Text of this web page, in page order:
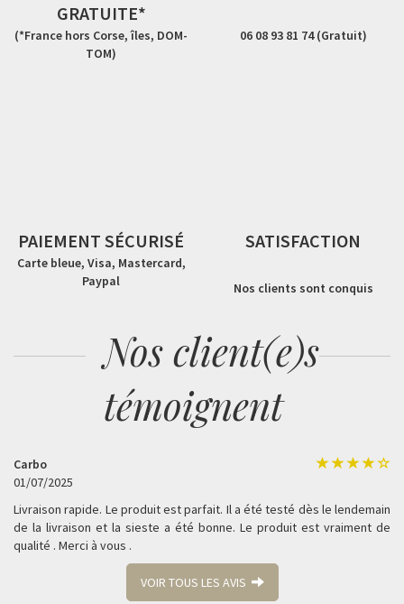
GRATUITE*
(*France hors Corse, îles, DOM-
TOM)
06 08 93 81 74 (Gratuit)
PAIEMENT SÉCURISÉ
Carte bleue, Visa, Mastercard,
Paypal
SATISFACTION
Nos clients sont conquis
Nos client(e)s
témoignent
Carbo
01/07/2025
Livraison rapide. Le produit est parfait. Il a été testé dès le lendemain
de la livraison et la sieste a été bonne. Le produit est vraiment de
qualité . Merci à vous .
VOIR TOUS LES AVIS